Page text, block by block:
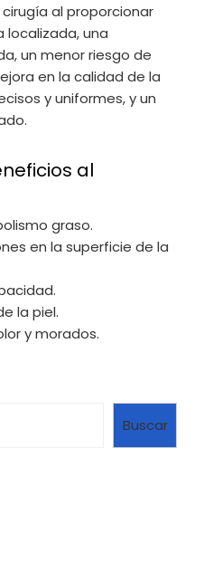
al proporcionar
localizada, una
un menor riesgo de
en la calidad de la
y uniformes, y un
al
graso.
en la superficie de la
la piel.
y morados.
Buscar